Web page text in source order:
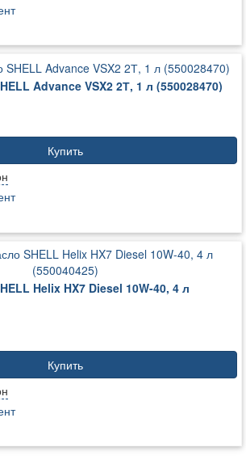
Advance VSX2 2Т, 1 л (550028470)
Купить
Helix HX7 Diesel 10W-40, 4 л
Купить